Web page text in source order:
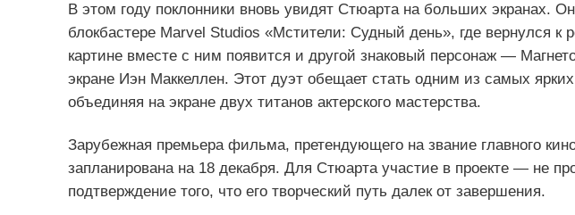
В этом году поклонники вновь увидят Стюарта на больших экранах.
блокбастере Marvel Studios «Мстители: Судный день», где вернулся к
картине вместе с ним появится и другой знаковый персонаж —
экране Иэн Маккеллен. Этот дуэт обещает стать одним из самых
объединяя на экране двух титанов актерского мастерства.
Зарубежная премьера фильма, претендующего на звание главного
запланирована на 18 декабря. Для Стюарта участие в проекте — не
подтверждение того, что его творческий путь далек от завершения.